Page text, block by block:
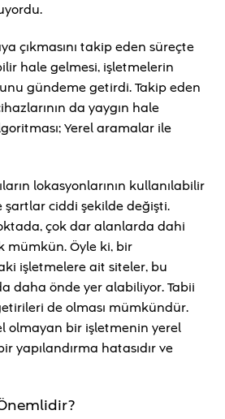
çıkmasını takip eden süreçte
hale gelmesi, işletmelerin
gündeme getirdi. Takip eden
da yaygın hale
Yerel aramalar ile
lokasyonlarının kullanılabilir
şartlar ciddi şekilde değişti.
çok dar alanlarda dahi
mümkün. Öyle ki, bir
işletmelere ait siteler, bu
daha önde yer alabiliyor. Tabii
de olması mümkündür.
olmayan bir işletmenin yerel
yapılandırma hatasıdır ve